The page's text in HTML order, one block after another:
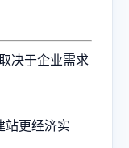
决于企业需求
更经济实